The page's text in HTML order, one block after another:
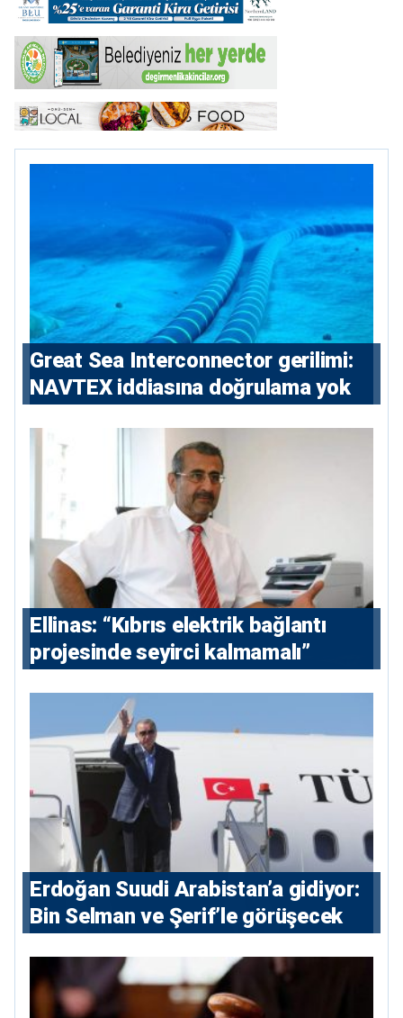
Great Sea Interconnector gerilimi:
NAVTEX iddiasına doğrulama yok
Ellinas: “Kıbrıs elektrik bağlantı
projesinde seyirci kalmamalı”
Erdoğan Suudi Arabistan’a gidiyor:
Bin Selman ve Şerif’le görüşecek